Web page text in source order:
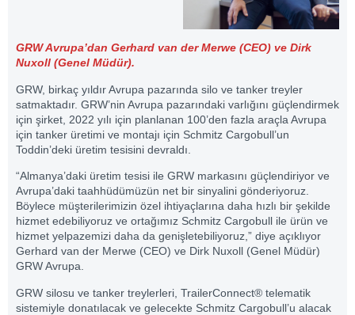
GRW Avrupa’dan Gerhard van der Merwe (CEO) ve Dirk
Nuxoll (Genel Müdür).
GRW, birkaç yıldır Avrupa pazarında silo ve tanker treyler
satmaktadır. GRW’nin Avrupa pazarındaki varlığını güçlendirmek
için şirket, 2022 yılı için planlanan 100’den fazla araçla Avrupa
için tanker üretimi ve montajı için Schmitz Cargobull’un
Toddin’deki üretim tesisini devraldı.
“Almanya’daki üretim tesisi ile GRW markasını güçlendiriyor ve
Avrupa’daki taahhüdümüzün net bir sinyalini gönderiyoruz.
Böylece müşterilerimizin özel ihtiyaçlarına daha hızlı bir şekilde
hizmet edebiliyoruz ve ortağımız Schmitz Cargobull ile ürün ve
hizmet yelpazemizi daha da genişletebiliyoruz,” diye açıklıyor
Gerhard van der Merwe (CEO) ve Dirk Nuxoll (Genel Müdür)
GRW Avrupa.
GRW silosu ve tanker treylerleri, TrailerConnect® telematik
sistemiyle donatılacak ve gelecekte Schmitz Cargobull’u alacak